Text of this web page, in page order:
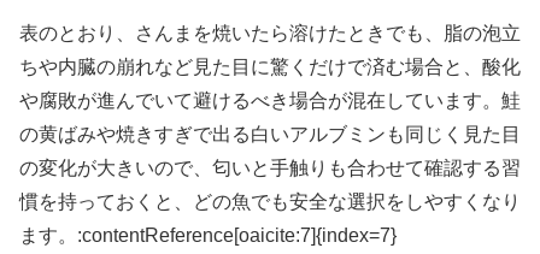
表のとおり、さんまを焼いたら溶けたときでも、脂の泡立
ちや内臓の崩れなど見た目に驚くだけで済む場合と、酸化
や腐敗が進んでいて避けるべき場合が混在しています。鮭
の黄ばみや焼きすぎで出る白いアルブミンも同じく見た目
の変化が大きいので、匂いと手触りも合わせて確認する習
慣を持っておくと、どの魚でも安全な選択をしやすくなり
ます。:contentReference[oaicite:7]{index=7}